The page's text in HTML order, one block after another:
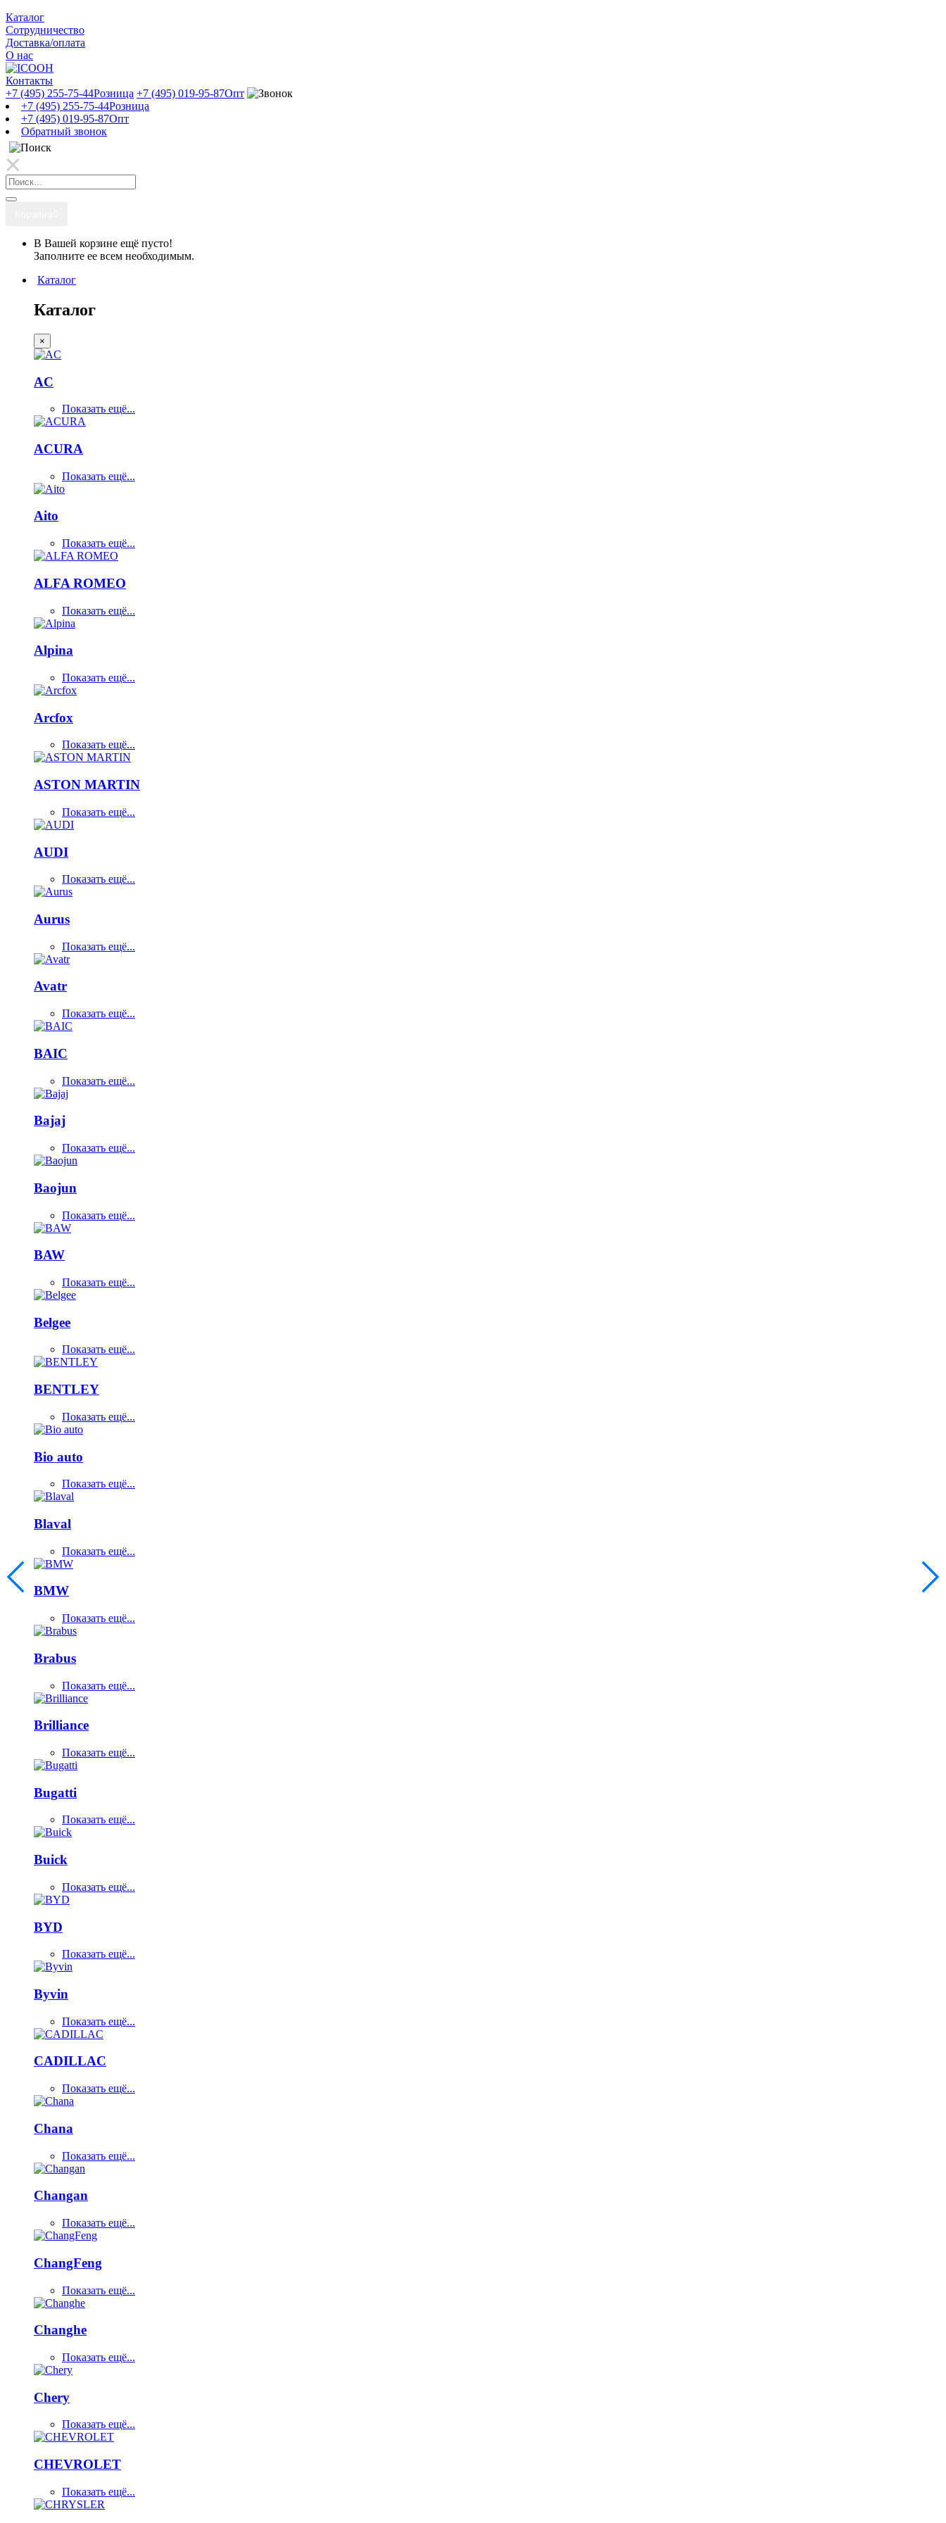
Каталог
Сотрудничество
Доставка/оплата
О нас
Контакты
+7 (495) 255-75-44Розница +7 (495) 019-95-87Опт
+7 (495) 255-75-44Розница
+7 (495) 019-95-87Опт
Обратный звонок
В Вашей корзине ещё пусто!
Заполните ее всем необходимым.
Каталог
Каталог
×
AC
Показать ещё...
ACURA
Показать ещё...
Aito
Показать ещё...
ALFA ROMEO
Показать ещё...
Alpina
Показать ещё...
Arcfox
Показать ещё...
ASTON MARTIN
Показать ещё...
AUDI
Показать ещё...
Aurus
Показать ещё...
Avatr
Показать ещё...
BAIC
Показать ещё...
Bajaj
Показать ещё...
Baojun
Показать ещё...
BAW
Показать ещё...
Belgee
Показать ещё...
BENTLEY
Показать ещё...
Bio auto
Показать ещё...
Blaval
Показать ещё...
BMW
Показать ещё...
Brabus
Показать ещё...
Brilliance
Показать ещё...
Bugatti
Показать ещё...
Buick
Показать ещё...
BYD
Показать ещё...
Byvin
Показать ещё...
CADILLAC
Показать ещё...
Chana
Показать ещё...
Changan
Показать ещё...
ChangFeng
Показать ещё...
Changhe
Показать ещё...
Chery
Показать ещё...
CHEVROLET
Показать ещё...